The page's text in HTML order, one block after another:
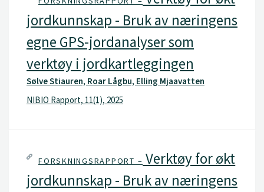
jordkunnskap - Bruk av næringens
egne GPS-jordanalyser som
verktøy i jordkartleggingen
Sølve Stiauren, Roar Lågbu, Elling Mjaavatten
NIBIO Rapport, 11(1), 2025
FORSKNINGSRAPPORT – Verktøy for økt
jordkunnskap - Bruk av næringens